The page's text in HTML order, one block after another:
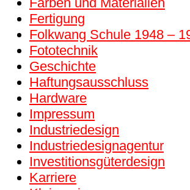
Fertigung
Folkwang Schule 1948 –
Fototechnik
Geschichte
Haftungsausschluss
Hardware
Impressum
Industriedesign
Industriedesignagentur
Investitions­güter­design
Karriere